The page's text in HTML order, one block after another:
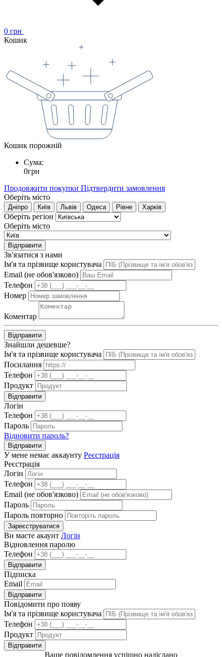
0 грн
Кошик
Кошик порожній
Сума:
0грн
Продовжити покупки Підтвердити замовлення
Оберіть місто
Дніпро Київ Львів Одеса Рівне Харків
Оберіть регіон
Оберіть місто
Відправити
Зв'язатися з нами
Ім'я та прізвище користувача
Email (не обов'язково)
Телефон
Номер
Коментар
Відправити
Знайшли дешевше?
Ім'я та прізвище користувача
Посилання
Телефон
Продукт
Відправити
Логін
Телефон
Пароль
Відновити пароль?
Відправити
У мене немає аккаунту Реєстрація
Реєстрація
Логін
Телефон
Email (не обов'язково)
Пароль
Пароль повторно
Зареєструватися
Ви маєте акаунт Логін
Відновлення паролю
Телефон
Відправити
Підписка
Email
Відправити
Повідомити про появу
Ім'я та прізвище користувача
Телефон
Продукт
Відправити
Ваше повідомлення успішно надіслано